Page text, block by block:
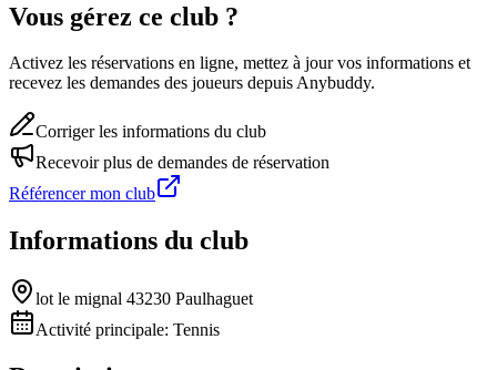
Vous gérez ce club ?
Activez les réservations en ligne, mettez à jour vos informations et
recevez les demandes des joueurs depuis Anybuddy.
Corriger les informations du club
Recevoir plus de demandes de réservation
Référencer mon club
Informations du club
lot le mignal 43230 Paulhaguet
Activité principale: Tennis